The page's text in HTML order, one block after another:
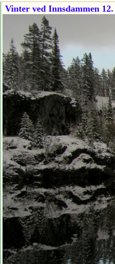
Vinter ved Innsdammen